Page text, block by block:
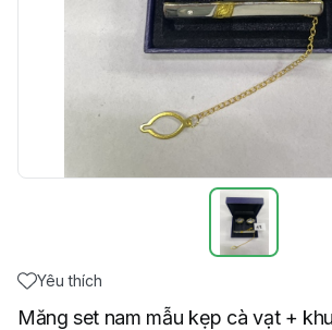
Yêu thích
Măng set nam mẫu kẹp cà vạt +